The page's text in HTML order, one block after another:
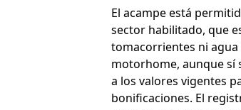
El acampe está
sector habilitado, que
tomacorrientes ni agua
motorhome, aunque sí
a los valores vigentes
bonificaciones. El